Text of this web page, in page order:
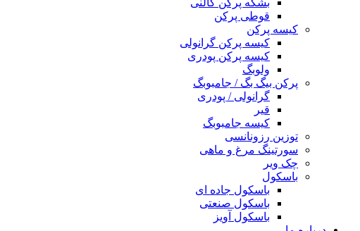
بشکه پرکن گالنی
قوطی پرکن
کیسه پرکن
کیسه پرکن گرانولی
کیسه پرکن پودری
ولوبگ
پرکن بیگ بگ / جامبوبگ
گرانولی / پودری
قیر
کیسه جامبوبگ
توزین رزونانسی
سورتینگ مرغ و ماهی
چک ویر
باسکول
باسکول جاده ای
باسکول صنعتی
باسکول آویز